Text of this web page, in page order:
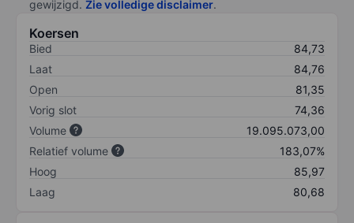
gewijzigd. Zie volledige disclaimer.
Koersen
Bied
84,73
Laat
84,76
Open
81,35
Vorig slot
74,36
Volume
19.095.073,00
Relatief volume
183,07%
Hoog
85,97
Laag
80,68